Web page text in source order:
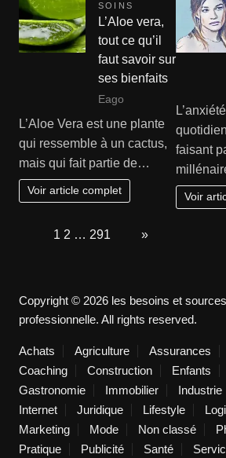
SOINS
L’Aloe vera,
tout ce qu’il
faut savoir sur
ses bienfaits
Eago
L’Aloe Vera est une plante
qui ressemble à un cactus,
mais qui fait partie de…
Voir article complet
faisant
Voir
1 2 … 291 »
Copyright © 2026 les besoins et
professionnelle. All rights reserved.
Achats Agriculture Assurances
Coaching
Construction Enfants
Gastronomie
Immobilier Industrie
Internet
Juridique Lifestyle
Marketing
Mode Non classé
Pratique
Publicité Santé